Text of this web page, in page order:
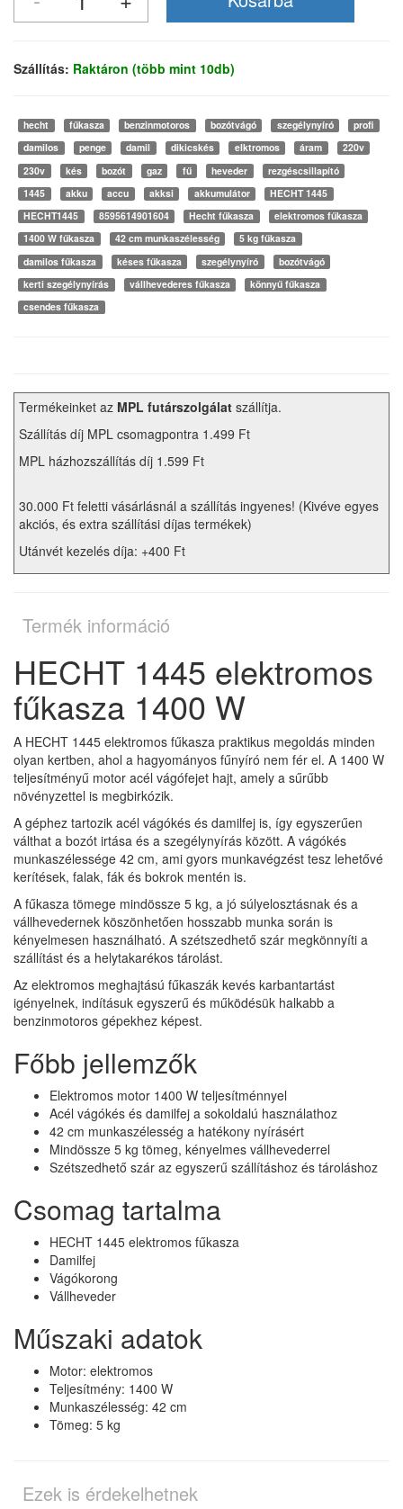
Szállítás: Raktáron (több mint 10db)
hecht fűkasza benzinmotoros bozótvágó szegélynyíró
profi
damilos
penge damil dikicskés elktromos áram
220v
230v
kés bozót gaz fű heveder
rezgéscsillapító
1445
akku accu akksi akkumulátor
HECHT 1445
HECHT1445
8595614901604 Hecht fűkasza
elektromos fűkasza
1400 W fűkasza
42 cm munkaszélesség
5 kg fűkasza
damilos fűkasza
késes fűkasza szegélynyíró
bozótvágó
kerti szegélynyírás
vállhevederes fűkasza
könnyű fűkasza
csendes fűkasza
Termékeinket az MPL futárszolgálat szállítja.
Szállítás díj MPL csomagpontra 1.499 Ft
MPL házhozszállítás díj 1.599 Ft
30.000 Ft feletti vásárlásnál a szállítás ingyenes! (Kivéve egyes
akciós, és extra szállítási díjas termékek)
Utánvét kezelés díja: +400 Ft
Termék információ
HECHT 1445 elektromos
fűkasza 1400 W
A HECHT 1445 elektromos fűkasza praktikus megoldás minden
olyan kertben, ahol a hagyományos fűnyíró nem fér el. A 1400 W
teljesítményű motor acél vágófejet hajt, amely a sűrűbb
növényzettel is megbirkózik.
A géphez tartozik acél vágókés és damilfej is, így egyszerűen
válthat a bozót irtása és a szegélynyírás között. A vágókés
munkaszélessége 42 cm, ami gyors munkavégzést tesz lehetővé
kerítések, falak, fák és bokrok mentén is.
A fűkasza tömege mindössze 5 kg, a jó súlyelosztásnak és a
vállhevedernek köszönhetően hosszabb munka során is
kényelmesen használható. A szétszedhető szár megkönnyíti a
szállítást és a helytakarékos tárolást.
Az elektromos meghajtású fűkaszák kevés karbantartást
igényelnek, indításuk egyszerű és működésük halkabb a
benzinmotoros gépekhez képest.
Főbb jellemzők
Elektromos motor 1400 W teljesítménnyel
Acél vágókés és damilfej a sokoldalú használathoz
42 cm munkaszélesség a hatékony nyírásért
Mindössze 5 kg tömeg, kényelmes vállhevederrel
Szétszedhető szár az egyszerű szállításhoz és tároláshoz
Csomag tartalma
HECHT 1445 elektromos fűkasza
Damilfej
Vágókorong
Vállheveder
Műszaki adatok
Motor: elektromos
Teljesítmény: 1400 W
Munkaszélesség: 42 cm
Tömeg: 5 kg
Ezek is érdekelhetnek